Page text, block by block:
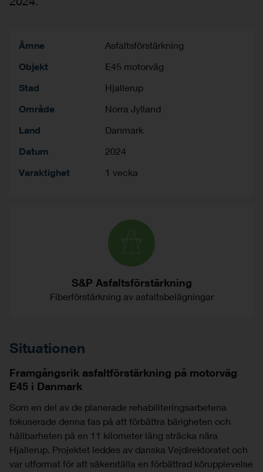
Ämne
Asfaltsförstärkning
Objekt
E45 motorväg
Stad
Hjallerup
Område
Norra Jylland
Land
Danmark
Datum
2024
Varaktighet
1 vecka
S&P Asfaltsförstärkning
Fiberförstärkning av asfaltsbelägningar
Situationen
Framgångsrik asfaltförstärkning på motorväg
E45 i Danmark
Som en del av de planerade rehabiliteringsarbetena
fokuserade denna fas på att förbättra bärigheten och
hållbarheten på en 11 kilometer lång sträcka nära
Hjallerup. Projektet leddes av danska Vejdirektoratet och
var utformat för att säkerställa en förbättrad körupplevelse